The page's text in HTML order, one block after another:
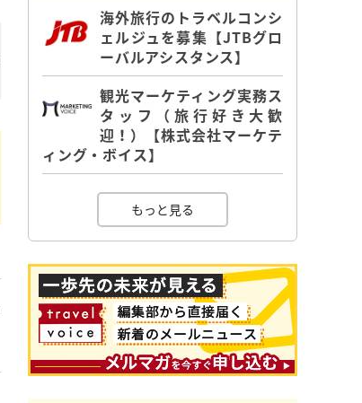
海外旅行のトラベルコンシ
ェルジュを募集【JTBグロ
ーバルアシスタンス】
観光マーケティング実務ス
タッフ（旅行好き大歓
迎！）【株式会社マーケテ
ィング・ボイス】
もっと見る